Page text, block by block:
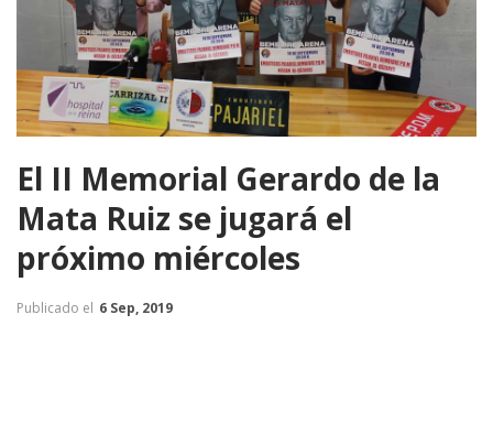
El II Memorial Gerardo de la
Mata Ruiz se jugará el
próximo miércoles
Publicado el 6 Sep, 2019